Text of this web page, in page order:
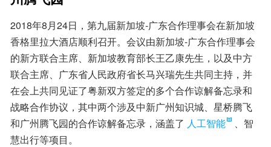
2018年8月24日，第九届新加坡-广东合作理事会在新加坡
香格里拉大酒店顺利召开。会议由新加坡-广东合作理事会
的新方联合主席、新加坡教育部长王乙康先生，以及中方
联合主席、广东省人民政府省长马兴瑞先生共同主持，并
在会上共同见证了粤新双方签定的多个合作谅解备忘录和
战略合作协议，其中两个涉及中新广州知识城、星桥腾飞
和广州腾飞园的合作谅解备忘录，涵盖了 人工智能
、智
慧出行等项目。